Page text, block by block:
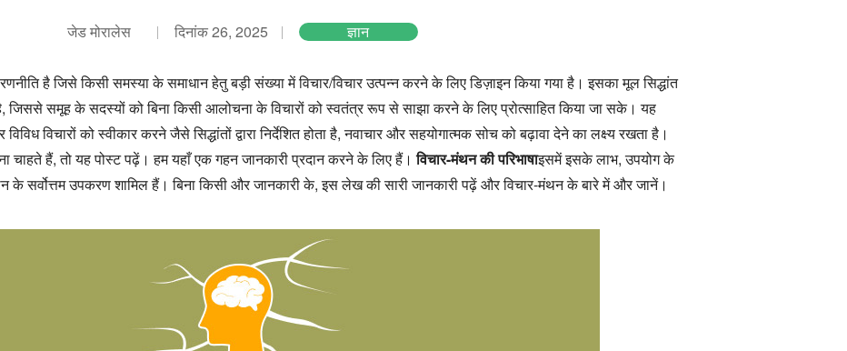
जेड मोरालेस दिनांक 26, 2025 ज्ञान
है जिसे किसी समस्या के समाधान हेतु बड़ी संख्या में विचार/विचार उत्पन्न करने के लिए डिज़ाइन किया गया है। इसका मूल सिद्धांत
जिससे समूह के सदस्यों को बिना किसी आलोचना के विचारों को स्वतंत्र रूप से साझा करने के लिए प्रोत्साहित किया जा सके। यह
विचारों को स्वीकार करने जैसे सिद्धांतों द्वारा निर्देशित होता है, नवाचार और सहयोगात्मक सोच को बढ़ावा देने का लक्ष्य रखता है।
हैं, तो यह पोस्ट पढ़ें। हम यहाँ एक गहन जानकारी प्रदान करने के लिए हैं।विचार-मंथन की परिभाषाइसमें इसके लाभ, उपयोग के
सर्वोत्तम उपकरण शामिल हैं। बिना किसी और जानकारी के, इस लेख की सारी जानकारी पढ़ें और विचार-मंथन के बारे में और जानें।